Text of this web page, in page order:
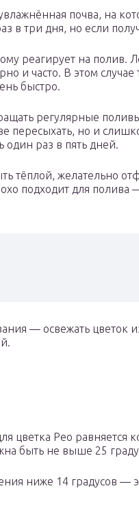
почва, на
в три дня, но если
реагирует на полив.
и часто. В этом случае
быстро.
регулярные
пересыхать, но и
один раз в пять дней.
тёплой, желательно
подходит для полива
— освежать цветок
цветка Рео равняется
быть не выше 25
ниже 14 градусов —